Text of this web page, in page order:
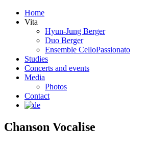
Home
Vita
Hyun-Jung Berger
Duo Berger
Ensemble CelloPassionato
Studies
Concerts and events
Media
Photos
Contact
Chanson Vocalise